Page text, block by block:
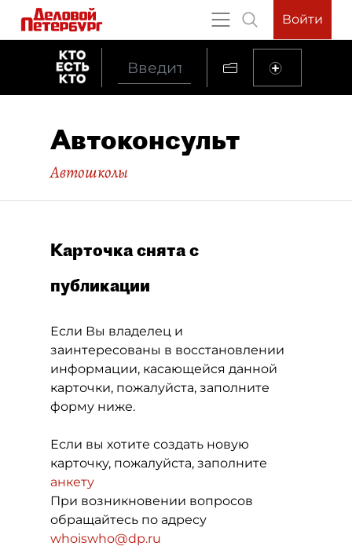
Войти
Автоконсульт
Автошколы
Карточка снята с
публикации
Если Вы владелец и
заинтересованы в восстановлении
информации, касающейся данной
карточки, пожалуйста, заполните
форму ниже.
Если вы хотите создать новую
карточку, пожалуйста, заполните
анкету
При возникновении вопросов
обращайтесь по адресу
whoiswho@dp.ru